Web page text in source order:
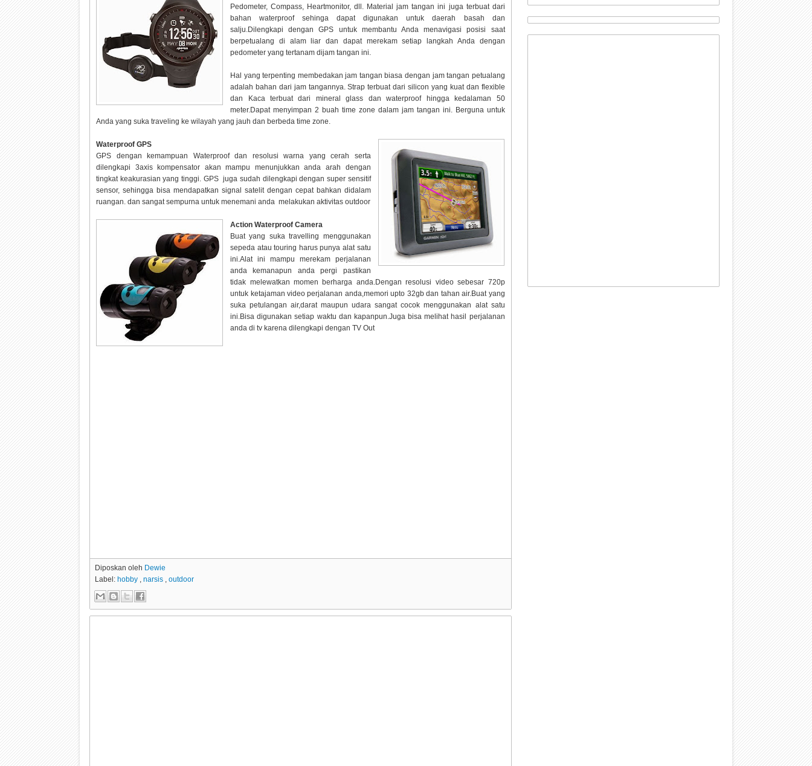
Pedometer, Compass, Heartmonitor, dll. Material jam tangan ini juga terbuat dari
bahan waterproof sehinga dapat digunakan untuk daerah basah dan
salju.Dilengkapi dengan GPS untuk membantu Anda menavigasi posisi saat
berpetualang di alam liar dan dapat merekam setiap langkah Anda dengan
pedometer yang tertanam dijam tangan ini.
Hal yang terpenting membedakan jam tangan biasa dengan jam tangan petualang
adalah bahan dari jam tangannya. Strap terbuat dari silicon yang kuat dan flexible
dan Kaca terbuat dari mineral glass dan waterproof hingga kedalaman 50
meter.Dapat menyimpan 2 buah time zone dalam jam tangan ini. Berguna untuk
Anda yang suka traveling ke wilayah yang jauh dan berbeda time zone.
Waterproof GPS
GPS dengan kemampuan Waterproof dan resolusi warna yang cerah serta
dilengkapi 3axis kompensator akan mampu menunjukkan anda arah dengan
tingkat keakurasian yang tinggi. GPS juga sudah dilengkapi dengan super sensitif
sensor, sehingga bisa mendapatkan signal satelit dengan cepat bahkan didalam
ruangan. dan sangat sempurna untuk menemani anda melakukan aktivitas outdoor
Action Waterproof Camera
Buat yang suka travelling menggunakan
sepeda atau touring harus punya alat satu
ini.Alat ini mampu merekam perjalanan
anda kemanapun anda pergi pastikan
tidak melewatkan momen berharga anda.Dengan resolusi video sebesar 720p
untuk ketajaman video perjalanan anda,memori upto 32gb dan tahan air.Buat yang
suka petulangan air,darat maupun udara sangat cocok menggunakan alat satu
ini.Bisa digunakan setiap waktu dan kapanpun.Juga bisa melihat hasil perjalanan
anda di tv karena dilengkapi dengan TV Out
Diposkan oleh Dewie
Label: hobby ,narsis ,outdoor